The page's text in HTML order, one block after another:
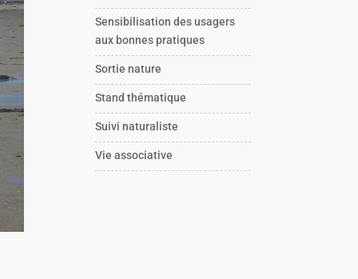
Sensibilisation des usagers
aux bonnes pratiques
Sortie nature
Stand thématique
Suivi naturaliste
Vie associative